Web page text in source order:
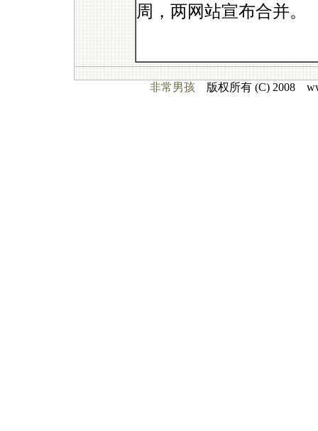
周，两网站宣布合并。
非常男孩 版权所有 (C) 2008